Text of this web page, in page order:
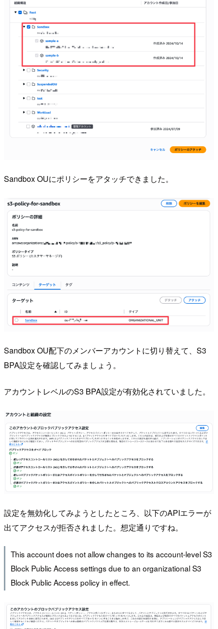
Sandbox OUにポリシーをアタッチできました。
Sandbox OU配下のメンバーアカウントに切り替えて、S3
BPA設定を確認してみましょう。
アカウントレベルのS3 BPA設定が有効化されていました。
設定を無効化してみようとしたところ、以下のAPIエラーが
出てアクセスが拒否されました。想定通りですね。
This account does not allow changes to its account-level S3
Block Public Access settings due to an organizational S3
Block Public Access policy in effect.